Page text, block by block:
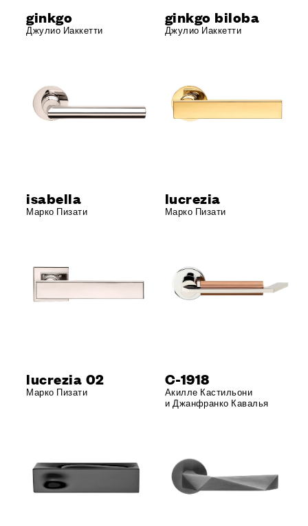
ginkgo
Джулио Иаккетти
ginkgo biloba
Джулио Иаккетти
isabella
Марко Пизати
lucrezia
Марко Пизати
lucrezia 02
Марко Пизати
C-1918
Акилле Кастильони
и Джанфранко Кавалья